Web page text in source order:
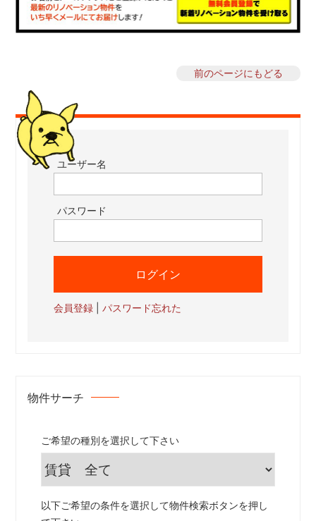
前のページにもどる
ユーザー名
パスワード
会員登録 |パスワード忘れた
物件サーチ
ご希望の種別を選択して下さい
以下ご希望の条件を選択して物件検索ボタンを押し